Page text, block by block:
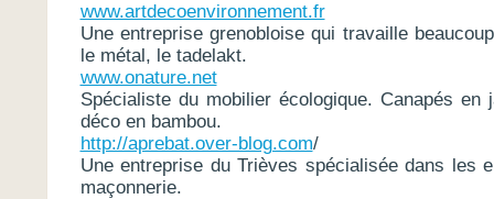
www.artdecoenvironnement.fr
Une entreprise grenobloise qui travaille
le métal, le tadelakt.
www.onature.net
Spécialiste du mobilier écologique. Canapés
déco en bambou.
http://aprebat.over-blog.com/
Une entreprise du Trièves spécialisée dans les
maçonnerie.